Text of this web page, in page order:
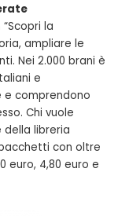
la
ampliare le
Nei 2.000 brani è
e
e comprendono
Chi vuole
libreria
con oltre
euro, 4,80 euro e